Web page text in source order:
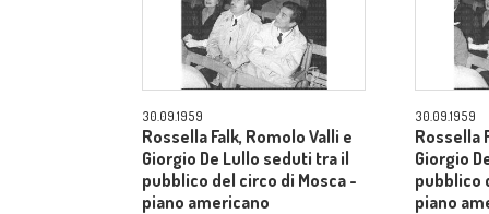
30.09.1959
Rossella Falk, Romolo Valli e
Giorgio De Lullo seduti tra il
pubblico del circo di Mosca -
piano americano
30.09.1959
Rossella
Giorgio
pubblico
piano